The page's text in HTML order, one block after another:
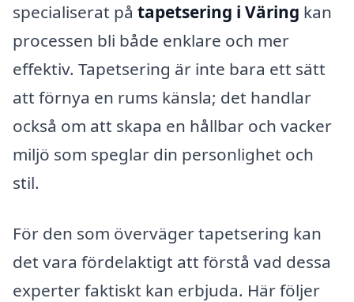
specialiserat på tapetsering i Väring kan
processen bli både enklare och mer
effektiv. Tapetsering är inte bara ett sätt
att förnya en rums känsla; det handlar
också om att skapa en hållbar och vacker
miljö som speglar din personlighet och
stil.
För den som överväger tapetsering kan
det vara fördelaktigt att förstå vad dessa
experter faktiskt kan erbjuda. Här följer